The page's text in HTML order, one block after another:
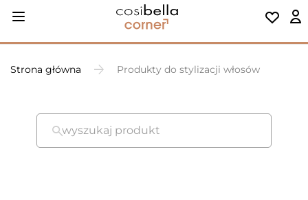
Strona główna Produkty do stylizacji włosów
wyszukaj produkt